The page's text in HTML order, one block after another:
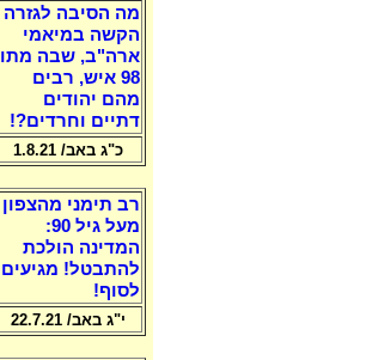
מה הסיבה לגזרה
הקשה במיאמי
ארה"ב, שבה מתו
98 איש, רבים
מהם יהודים
דתיים וחרדים?!
כ"ג באב/ 1.8.21
רב תימני מהצפון
מעל גיל 90:
המדינה הולכת
להתבטל! מגיעים
לסוף!
י"ג באב/ 22.7.21